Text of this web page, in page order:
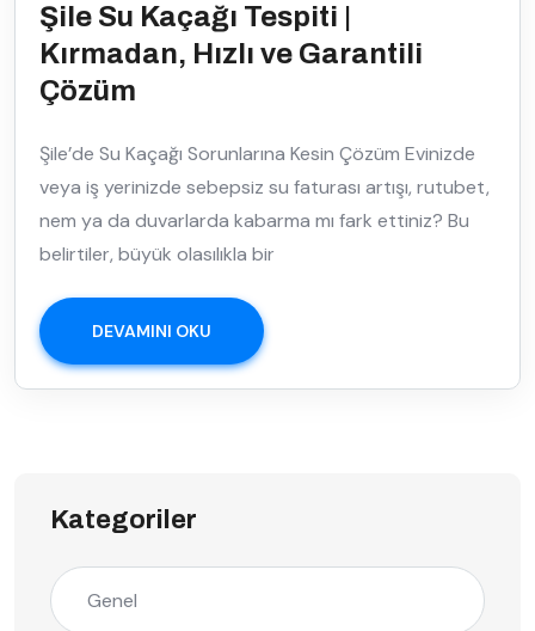
Şile Su Kaçağı Tespiti |
Kırmadan, Hızlı ve Garantili
Çözüm
Şile’de Su Kaçağı Sorunlarına Kesin Çözüm Evinizde
veya iş yerinizde sebepsiz su faturası artışı, rutubet,
nem ya da duvarlarda kabarma mı fark ettiniz? Bu
belirtiler, büyük olasılıkla bir
DEVAMINI OKU
Kategoriler
Genel